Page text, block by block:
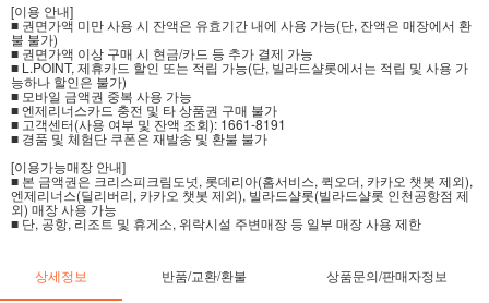
[이용 안내]
■ 권면가액 미만 사용 시 잔액은 유효기간 내에 사용 가능(단, 잔액은 매장에서 환
불 불가)
■ 권면가액 이상 구매 시 현금/카드 등 추가 결제 가능
■ L.POINT, 제휴카드 할인 또는 적립 가능(단, 빌라드샬롯에서는 적립 및 사용 가
능하나 할인은 불가)
■ 모바일 금액권 중복 사용 가능
■ 엔제리너스카드 충전 및 타 상품권 구매 불가
■ 고객센터(사용 여부 및 잔액 조회): 1661-8191
■ 경품 및 체험단 쿠폰은 재발송 및 환불 불가
[이용가능매장 안내]
■ 본 금액권은 크리스피크림도넛, 롯데리아(홈서비스, 퀵오더, 카카오 챗봇 제외),
엔제리너스(딜리버리, 카카오 챗봇 제외), 빌라드샬롯(빌라드샬롯 인천공항점 제
외) 매장 사용 가능
■ 단, 공항, 리조트 및 휴게소, 위락시설 주변매장 등 일부 매장 사용 제한
상세정보 반품/교환/환불 상품문의/판매자정보